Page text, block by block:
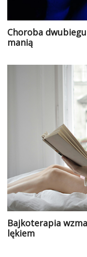
Choroba
manią
Bajkoterapia
lękiem